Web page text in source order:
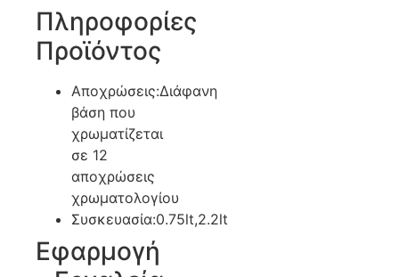
Πληροφορίες
Προϊόντος
Αποχρώσεις:Διάφανη
βάση που
χρωματίζεται
σε 12
αποχρώσεις
χρωματολογίου
Συσκευασία:0.75lt,2.2lt
Εφαρμογή